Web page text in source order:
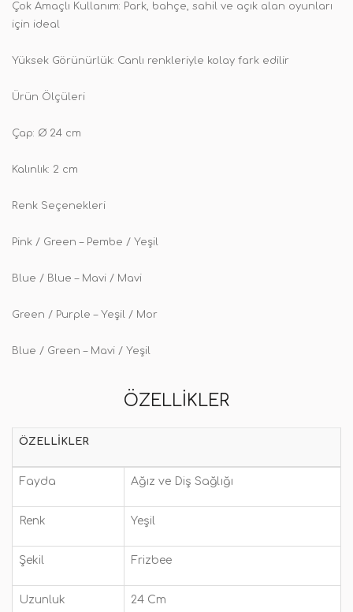
Çok Amaçlı Kullanım: Park, bahçe, sahil ve açık alan oyunları
için ideal
Yüksek Görünürlük: Canlı renkleriyle kolay fark edilir
Ürün Ölçüleri
Çap: Ø 24 cm
Kalınlık: 2 cm
Renk Seçenekleri
Pink / Green – Pembe / Yeşil
Blue / Blue – Mavi / Mavi
Green / Purple – Yeşil / Mor
Blue / Green – Mavi / Yeşil
ÖZELLIKLER
ÖZELLIKLER
Fayda Ağız ve Diş Sağlığı
Renk Yeşil
Şekil Frizbee
Uzunluk 24 Cm